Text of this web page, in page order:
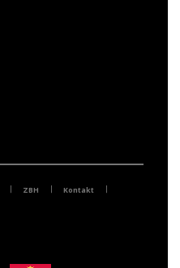
ZBH Kontakt